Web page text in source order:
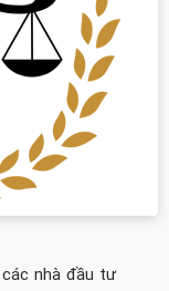
nhà đầu tư